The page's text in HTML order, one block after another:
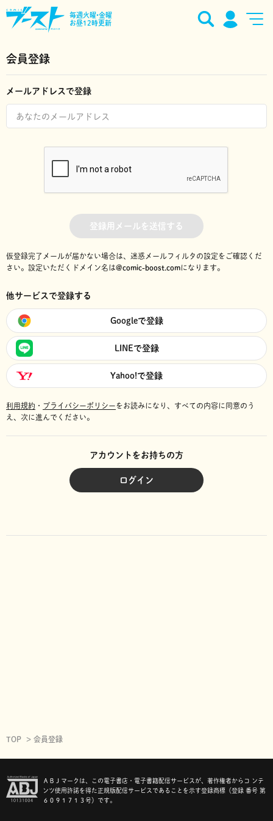
毎週火曜•金曜
お昼12時更新
会員登録
メールアドレスで登録
登録用メールを送信する
仮登録完了メールが届かない場合は、迷惑メールフィルタの設定をご確認くだ
さい。 設定いただくドメイン名は@comic-boost.comになります。
他サービスで登録する
Googleで登録
LINEで登録
Yahoo!で登録
利用規約 ・ プライバシーポリシーをお読みになり、 すべての内容に同意のう
え、次に進んでください。
アカウントをお持ちの方
ログイン
TOP 会員登録
ＡＢＪマークは、この電子書店・電子書籍配信サービスが、著作権者からコ ンテ
ンツ使用許諾を得た正規版配信サービスであることを示す登録商標（登録 番号 第
６０９１７１３号）です。